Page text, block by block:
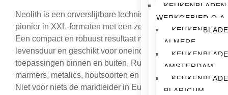
KEUKENBLADEN
WERKGEBIED
ALMERE
AMSTERDAM
BLARICUM
Neolith is een onverslijtbare technische innovatie. De
pionier in XXL-formaten met een zeer geringe dikte.
Een compact en robuust resultaat met lange
levensduur en geschikt voor oneindig veel
toepassingen binnen en buiten. Ruime keuze uit
marmers, metalics, houtsoorten en cement designs.
Niet voor niets de marktleider in Europa.